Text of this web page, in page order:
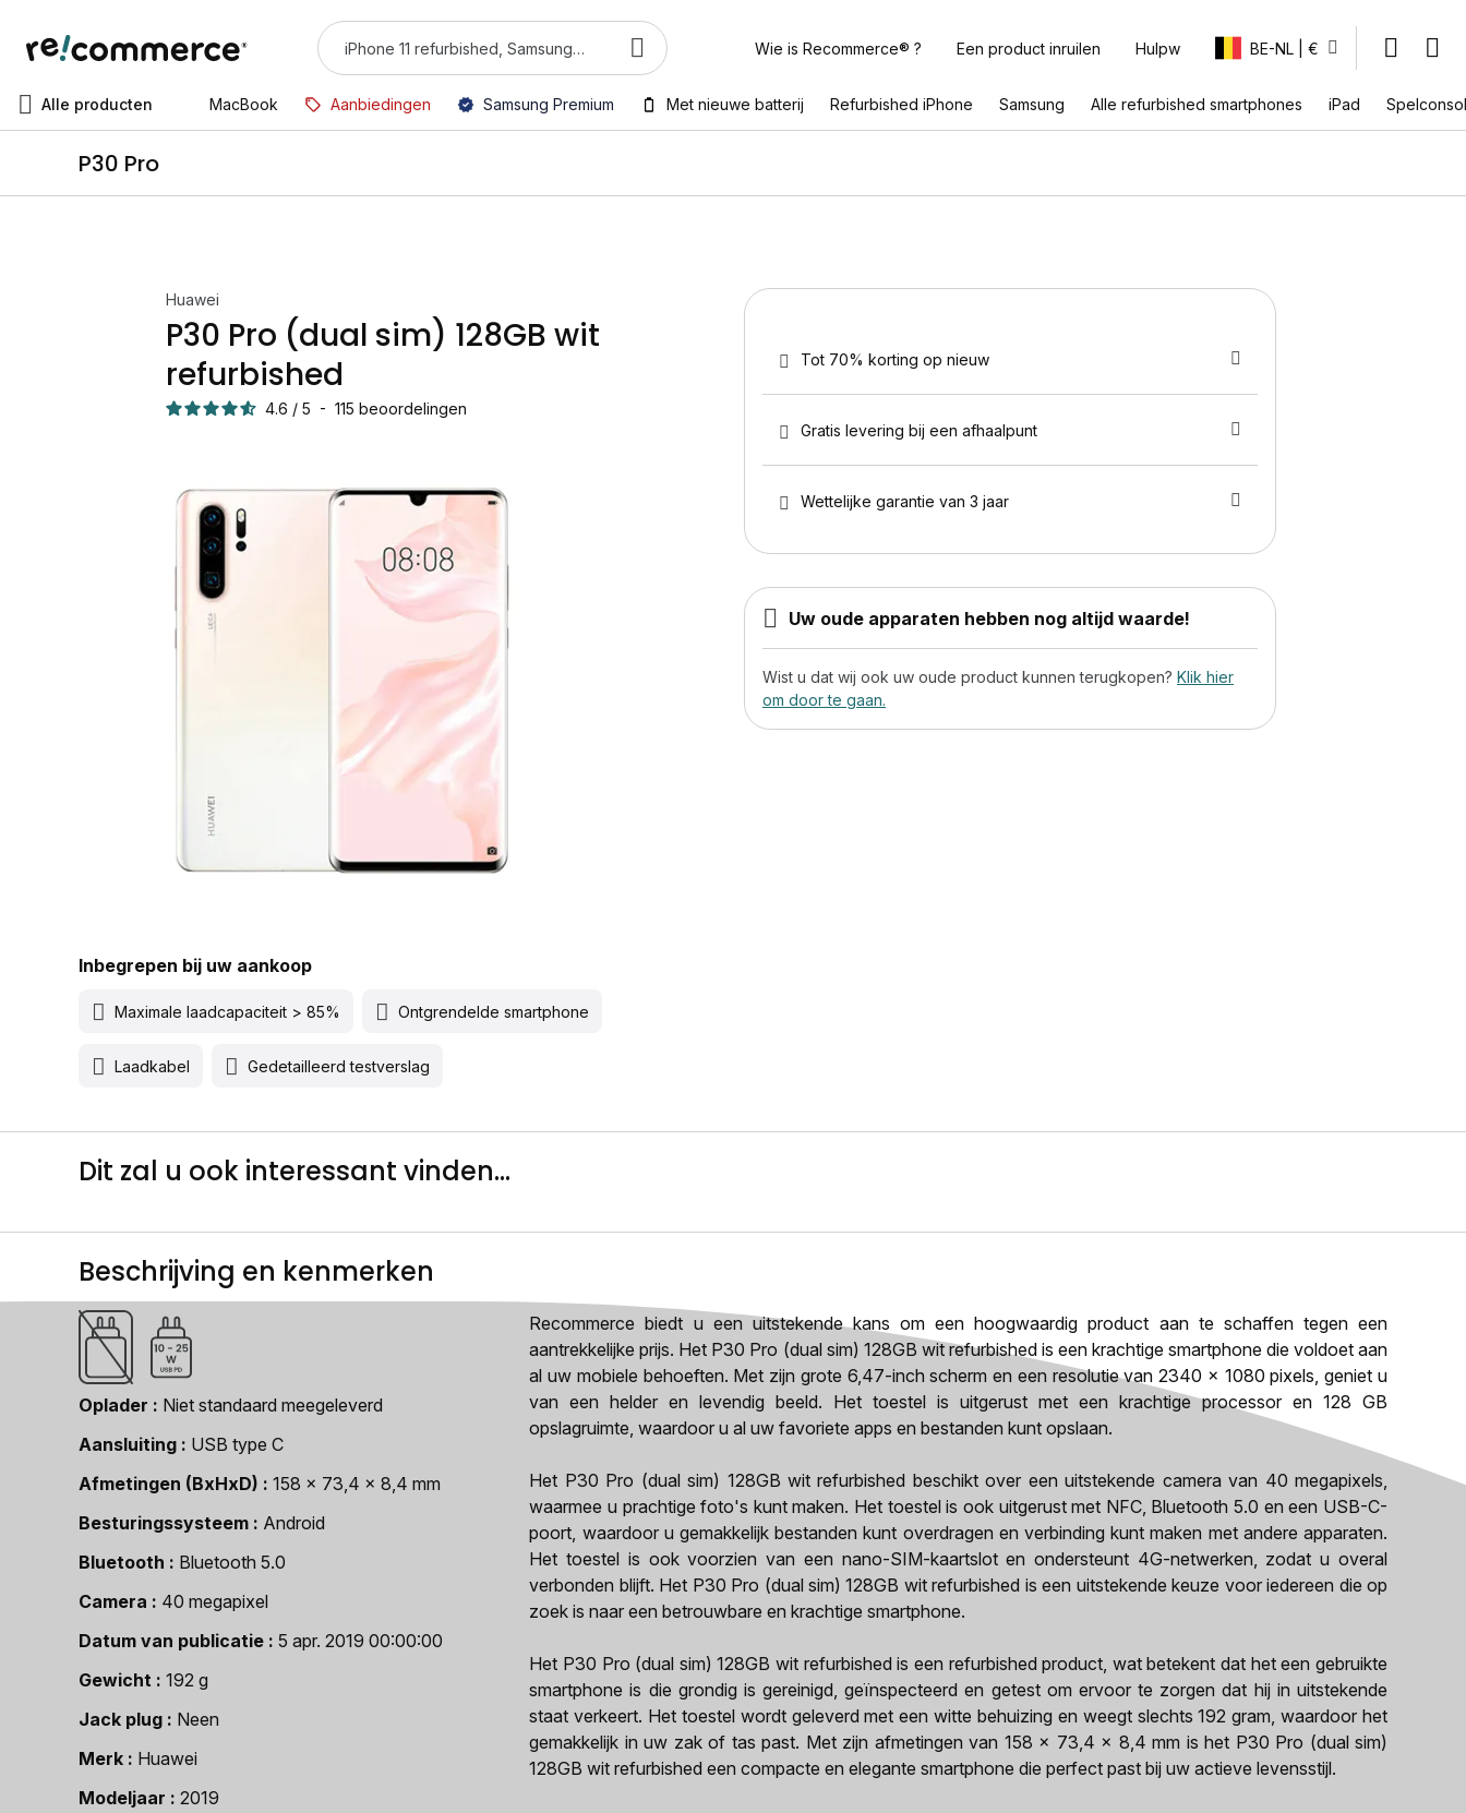
Wie is Recommerce® ? Een product inruilen Hulpw BE-NL | €
Alle producten MacBook Aanbiedingen Samsung Premium Met nieuwe batterij Refurbished iPhone Samsung Alle refurbished smartphones iPad
P30 Pro
Huawei
P30 Pro (dual sim) 128GB wit
refurbished
4.6 / 5 - 115 beoordelingen
Inbegrepen bij uw aankoop
Maximale laadcapaciteit > 85% Ontgrendelde smartphone
Laadkabel Gedetailleerd testverslag
Tot 70% korting op nieuw
Gratis levering bij een afhaalpunt
Wettelijke garantie van 3 jaar
Uw oude apparaten hebben nog altijd waarde!
Wist u dat wij ook uw oude product kunnen terugkopen? Klik hier
om door te gaan.
Dit zal u ook interessant vinden...
Beschrijving en kenmerken
Oplader
Niet standaard meegeleverd
Aansluiting
USB type C
Afmetingen (BxHxD)
158 x 73,4 x 8,4 mm
Besturingssysteem
Android
Bluetooth
Bluetooth 5.0
Camera
40 megapixel
Datum van publicatie
5 apr. 2019 00:00:00
Gewicht
192 g
Jack plug
Neen
Merk
Huawei
Modeljaar
2019
Recommerce biedt u een uitstekende kans om een hoogwaardig product aan te schaffen tegen een
aantrekkelijke prijs. Het P30 Pro (dual sim) 128GB wit refurbished is een krachtige smartphone die voldoet aan
al uw mobiele behoeften. Met zijn grote 6,47-inch scherm en een resolutie van 2340 x 1080 pixels, geniet u
van een helder en levendig beeld. Het toestel is uitgerust met een krachtige processor en 128 GB
opslagruimte, waardoor u al uw favoriete apps en bestanden kunt opslaan.
Het P30 Pro (dual sim) 128GB wit refurbished beschikt over een uitstekende camera van 40 megapixels,
waarmee u prachtige foto's kunt maken. Het toestel is ook uitgerust met NFC, Bluetooth 5.0 en een USB-C-
poort, waardoor u gemakkelijk bestanden kunt overdragen en verbinding kunt maken met andere apparaten.
Het toestel is ook voorzien van een nano-SIM-kaartslot en ondersteunt 4G-netwerken, zodat u overal
verbonden blijft. Het P30 Pro (dual sim) 128GB wit refurbished is een uitstekende keuze voor iedereen die op
zoek is naar een betrouwbare en krachtige smartphone.
Het P30 Pro (dual sim) 128GB wit refurbished is een refurbished product, wat betekent dat het een gebruikte
smartphone is die grondig is gereinigd, geïnspecteerd en getest om ervoor te zorgen dat hij in uitstekende
staat verkeert. Het toestel wordt geleverd met een witte behuizing en weegt slechts 192 gram, waardoor het
gemakkelijk in uw zak of tas past. Met zijn afmetingen van 158 x 73,4 x 8,4 mm is het P30 Pro (dual sim)
128GB wit refurbished een compacte en elegante smartphone die perfect past bij uw actieve levensstijl.